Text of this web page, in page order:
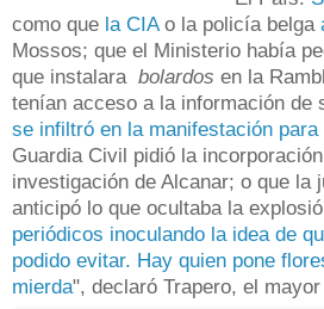
como que la CIAo la policía belga
Mossos; que el Ministerio había
que instalara bolardos en la
tenían acceso a la información de
se infiltró en la manifestación para
Guardia Civil pidió la
investigación de Alcanar; o que la
anticipó lo que ocultaba la
periódicos inoculando la idea de
podido evitar. Hay quien pone
mierda", declaró Trapero, el